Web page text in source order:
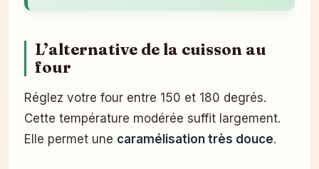
L’alternative de la cuisson au
four
Réglez votre four entre 150 et 180 degrés.
Cette température modérée suffit largement.
Elle permet une caramélisation très douce.